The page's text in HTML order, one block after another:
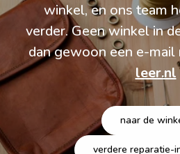
winkel, en ons team
verder. Geen winkel in
dan gewoon een e-mail
leer.nl
naar de
verdere reparatie-